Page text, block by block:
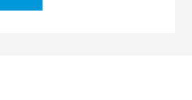
€.
18.17 €.